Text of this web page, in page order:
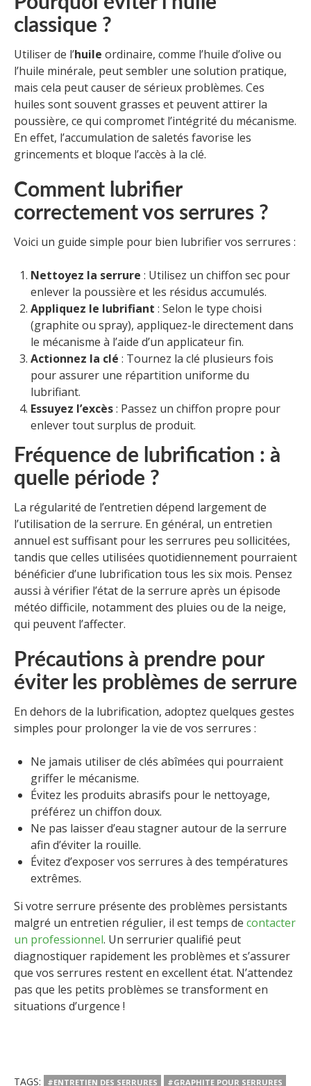
classique ?
Utiliser de l’huile ordinaire, comme l’huile d’olive ou
l’huile minérale, peut sembler une solution pratique,
mais cela peut causer de sérieux problèmes. Ces
huiles sont souvent grasses et peuvent attirer la
poussière, ce qui compromet l’intégrité du mécanisme.
En effet, l’accumulation de saletés favorise les
grincements et bloque l’accès à la clé.
Comment lubrifier
correctement vos serrures ?
Voici un guide simple pour bien lubrifier vos serrures :
Nettoyez la serrure : Utilisez un chiffon sec pour
enlever la poussière et les résidus accumulés.
Appliquez le lubrifiant : Selon le type choisi
(graphite ou spray), appliquez-le directement dans
le mécanisme à l’aide d’un applicateur fin.
Actionnez la clé : Tournez la clé plusieurs fois
pour assurer une répartition uniforme du
lubrifiant.
Essuyez l’excès: Passez un chiffon propre pour
enlever tout surplus de produit.
Fréquence de lubrification : à
quelle période ?
La régularité de l’entretien dépend largement de
l’utilisation de la serrure. En général, un entretien
annuel est suffisant pour les serrures peu sollicitées,
tandis que celles utilisées quotidiennement pourraient
bénéficier d’une lubrification tous les six mois. Pensez
aussi à vérifier l’état de la serrure après un épisode
météo difficile, notamment des pluies ou de la neige,
qui peuvent l’affecter.
Précautions à prendre pour
éviter les problèmes de serrure
En dehors de la lubrification, adoptez quelques gestes
simples pour prolonger la vie de vos serrures :
Ne jamais utiliser de clés abîmées qui pourraient
griffer le mécanisme.
Évitez les produits abrasifs pour le nettoyage,
préférez un chiffon doux.
Ne pas laisser d’eau stagner autour de la serrure
afin d’éviter la rouille.
Évitez d’exposer vos serrures à des températures
extrêmes.
Si votre serrure présente des problèmes persistants
malgré un entretien régulier, il est temps de contacter
un professionnel. Un serrurier qualifié peut
diagnostiquer rapidement les problèmes et s’assurer
que vos serrures restent en excellent état. N’attendez
pas que les petits problèmes se transforment en
situations d’urgence !
TAGS: #ENTRETIEN DES SERRURES
#GRAPHITE POUR SERRURES